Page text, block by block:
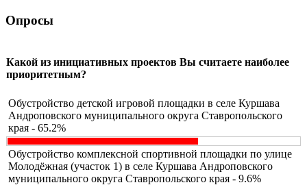
Опросы
Какой из инициативных проектов Вы считаете наиболее
приоритетным?
Обустройство детской игровой площадки в селе Куршава
Андроповского муниципального округа Ставропольского
края - 65.2%
Обустройство комплексной спортивной площадки по улице
Молодёжная (участок 1) в селе Куршава Андроповского
муниципального округа Ставропольского края - 9.6%